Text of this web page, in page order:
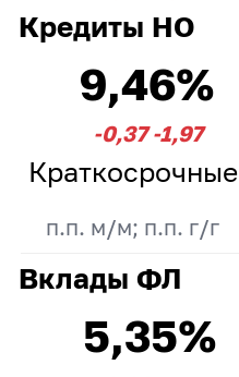
Кредиты НО
9,46%
-0,37 -1,97
Краткосрочные
п.п. м/м; п.п. г/г
Вклады ФЛ
5,35%